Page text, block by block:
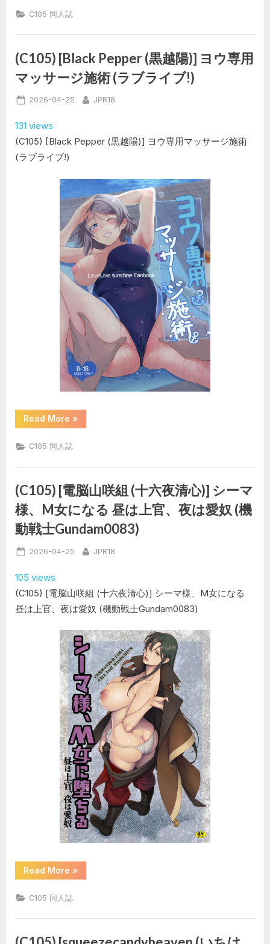
炉
(よ
ず)]
好
炉
だ
き
ま
く
(み
つ
C105 同人誌
(C105) [Black Pepper (黒越陽)] ヨウ専用
マッサージ施術 (ラブライブ!)
Posted
2026-04-25 By
JPR18
131 views
(C105) [Black Pepper (黒越陽)] ヨウ専用マッサージ施術
(ラブライブ!)
Read More “(C105)
[Black
(黒
越
ヨ
専
用
ッ
サ
ー
ジ
術
イ
ブ!)”
»
C105 同人誌
(C105) [電脳山咲組 (十六夜清心)] シーマ
様、M女になる 昼は上官、夜は愛奴 (機
動戦士Gundam0083)
Posted
2026-04-25 By
JPR18
105 views
(C105) [電脳山咲組 (十六夜清心)] シーマ様、M女になる
昼は上官、夜は愛奴 (機動戦士Gundam0083)
Read More “(C105)
[電
山
咲
(十
»
C105 同人誌